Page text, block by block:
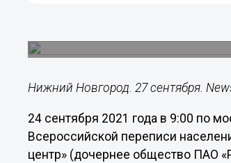
Нижний Новгород. 27 сентября.
24 сентября 2021 года в 9:00 по
Всероссийской переписи
центр» (дочернее общество ПАО